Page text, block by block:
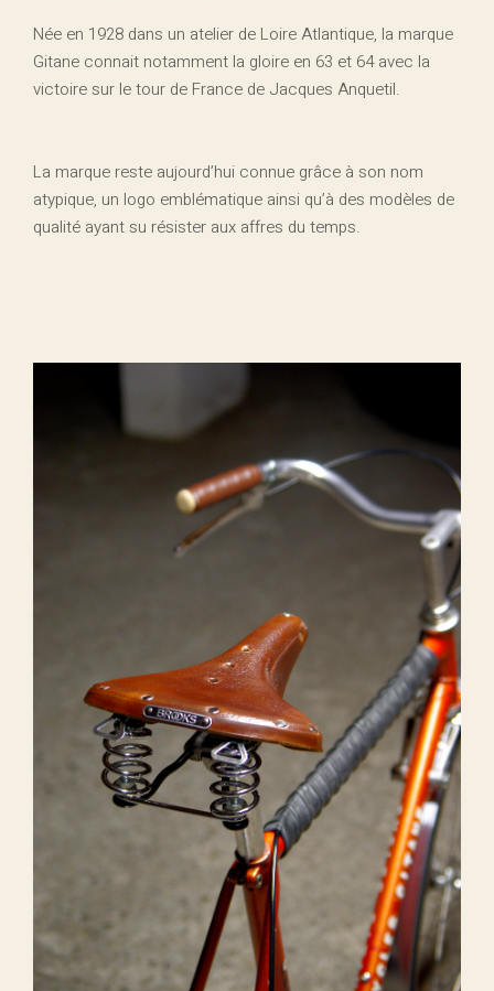
Née en 1928 dans un atelier de Loire Atlantique, la marque
Gitane connait notamment la gloire en 63 et 64 avec la
victoire sur le tour de France de Jacques Anquetil.
La marque reste aujourd’hui connue grâce à son nom
atypique, un logo emblématique ainsi qu’à des modèles de
qualité ayant su résister aux affres du temps.